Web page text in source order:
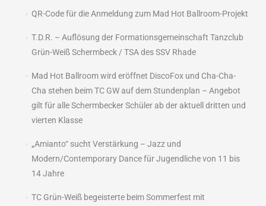
QR-Code für die Anmeldung zum Mad Hot Ballroom-Projekt
T.D.R. – Auflösung der Formationsgemeinschaft Tanzclub
Grün-Weiß Schermbeck / TSA des SSV Rhade
Mad Hot Ballroom wird eröffnet DiscoFox und Cha-Cha-
Cha stehen beim TC GW auf dem Stundenplan – Angebot
gilt für alle Schermbecker Schüler ab der aktuell dritten und
vierten Klasse
„Amianto“ sucht Verstärkung – Jazz und
Modern/Contemporary Dance für Jugendliche von 11 bis
14 Jahre
TC Grün-Weiß begeisterte beim Sommerfest mit